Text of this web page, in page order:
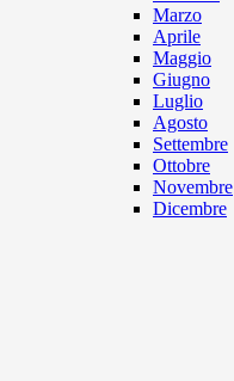
Marzo
Aprile
Maggio
Giugno
Luglio
Agosto
Settembre
Ottobre
Novembre
Dicembre